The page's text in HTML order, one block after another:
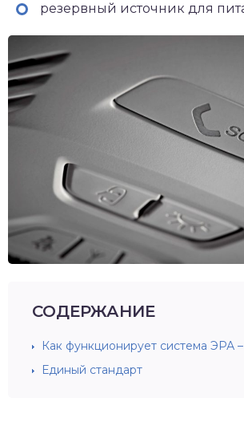
резервный источник для
СОДЕРЖАНИЕ
Как функционирует система
Единый стандарт